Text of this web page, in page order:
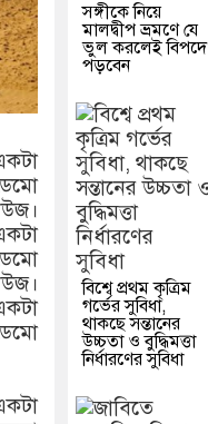
সঙ্গীকে নিয়ে
মালদ্বীপ ভ্রমণে যে
ভুল করলেই বিপদে
পড়বেন
বিশ্বে প্রথম কৃত্রিম
গর্ভের সুবিধা,
থাকছে সন্তানের
উচ্চতা ও বুদ্ধিমত্তা
নির্ধারণের সুবিধা